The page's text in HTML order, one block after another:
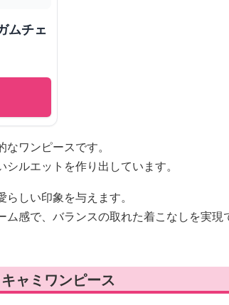
ムチェ
ワンピースです。
ルエットを作り出しています。
しい印象を与えます。
感で、バランスの取れた着こなしを実現
ャミワンピース